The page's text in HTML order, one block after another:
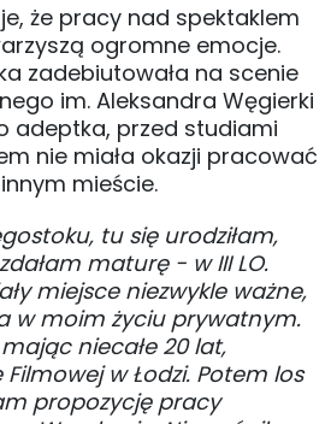
że pracy nad spektaklem
ogromne emocje.
zadebiutowała na scenie
im. Aleksandra Węgierki
adeptka, przed studiami
nie miała okazji pracować
mieście.
tu się urodziłam,
maturę - w III LO.
miejsce niezwykle ważne,
w moim życiu prywatnym.
niecałe 20 lat,
w Łodzi. Potem los
propozycję pracy